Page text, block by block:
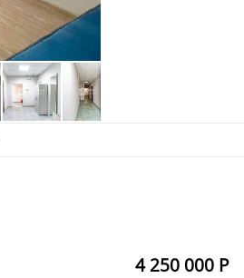
4 250 000 Р